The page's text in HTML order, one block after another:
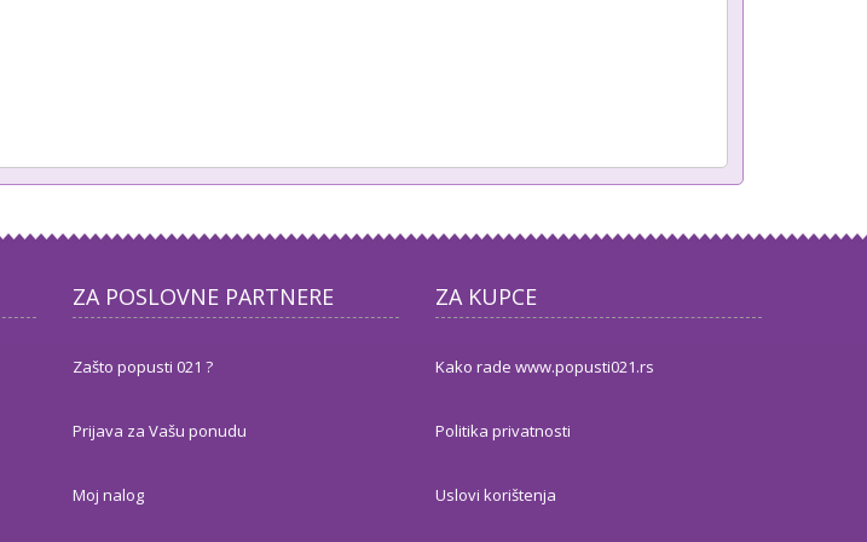
ZA POSLOVNE PARTNERE
Zašto popusti 021 ?
Prijava za Vašu ponudu
Moj nalog
ZA KUPCE
Kako rade www.popusti021.rs
Politika privatnosti
Uslovi korištenja